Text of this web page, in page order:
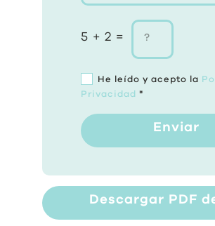
5 + 2 =
He leído y acepto la
Privacidad *
Enviar
Descargar PDF